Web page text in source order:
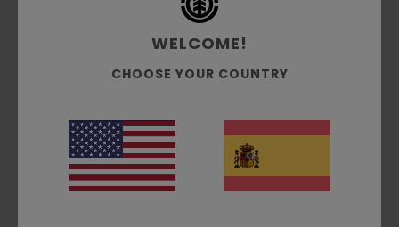
corte Regular
Técnica de estampado:estampado al agua
Posición del estampado:estampado frontal
y trasero
Etiqueta rectangular en el lateral
WELCOME!
CHOOSE YOUR COUNTRY